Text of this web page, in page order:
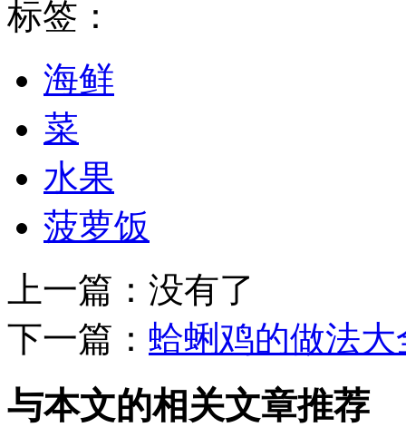
标签：
海鲜
菜
水果
菠萝饭
上一篇：没有了
下一篇： 蛤蜊鸡的做法大
与本文的相关文章推荐